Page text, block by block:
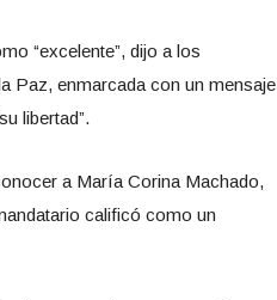
“excelente”, dijo a los
Paz, enmarcada con un mensaje
libertad”.
a María Corina Machado,
calificó como un